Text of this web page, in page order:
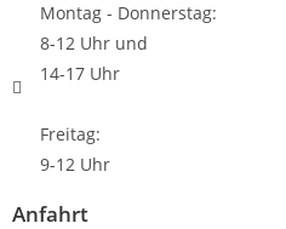
Montag - Donnerstag:
8-12 Uhr und
14-17 Uhr
Freitag:
9-12 Uhr
Anfahrt